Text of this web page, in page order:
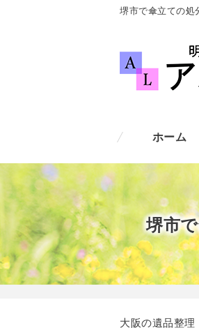
堺市で傘立ての処
ホーム
堺市
大阪の遺品整